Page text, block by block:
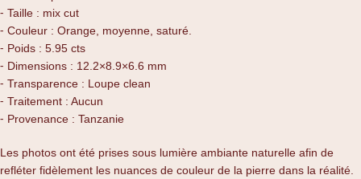
⁃ Taille : mix cut
⁃ Couleur : Orange, moyenne, saturé.
⁃ Poids : 5.95 cts
⁃ Dimensions : 12.2×8.9×6.6 mm
⁃ Transparence : Loupe clean
⁃ Traitement : Aucun
⁃ Provenance : Tanzanie
Les photos ont été prises sous lumière ambiante naturelle afin de
refléter fidèlement les nuances de couleur de la pierre dans la réalité.